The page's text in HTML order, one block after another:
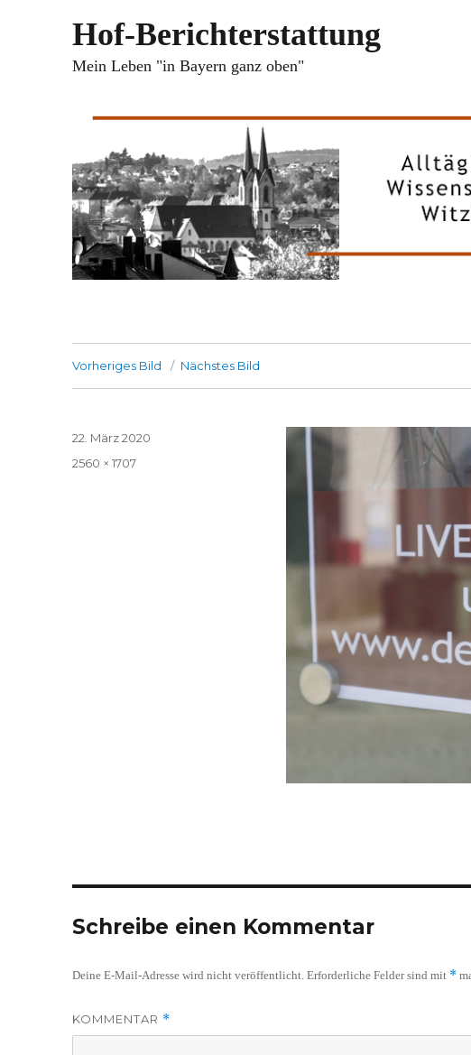
Hof-Berichterstattung
Mein Leben "in Bayern ganz oben"
Vorheriges Bild Nächstes Bild
Veröffentlicht
22. März 2020
Volle
2560 × 1707
Schreibe einen Kommentar
Deine E-Mail-Adresse wird nicht veröffentlicht. Erforderliche Felder sind mit *
KOMMENTAR *